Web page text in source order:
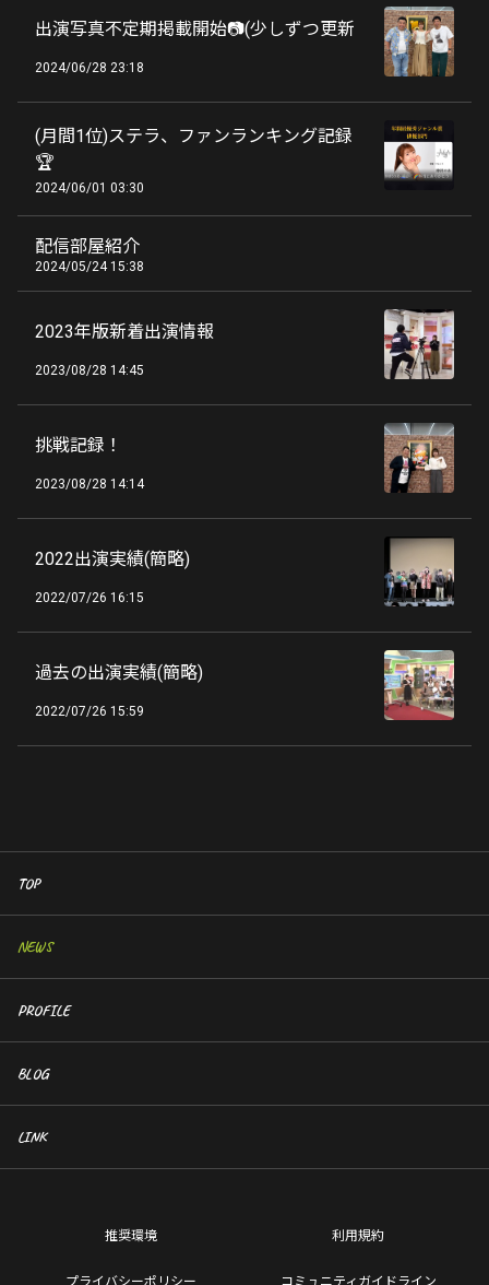
出演写真不定期掲載開始📷(少しずつ更新
2024/06/28 23:18
(月間1位)ステラ、ファンランキング記録
🏆
2024/06/01 03:30
配信部屋紹介
2024/05/24 15:38
2023年版新着出演情報
2023/08/28 14:45
挑戦記録！
2023/08/28 14:14
2022出演実績(簡略)
2022/07/26 16:15
過去の出演実績(簡略)
2022/07/26 15:59
TOP
NEWS
PROFILE
BLOG
LINK
推奨環境 利用規約
プライバシーポリシー コミュニティガイドライン